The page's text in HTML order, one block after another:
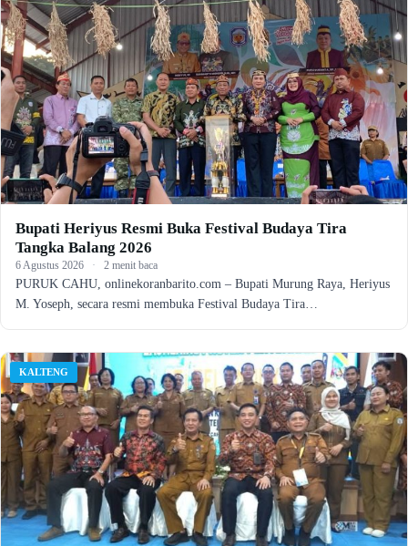
Bupati Heriyus Resmi Buka Festival Budaya Tira
Tangka Balang 2026
6 Agustus 2026 · 2 menit baca
PURUK CAHU, onlinekoranbarito.com – Bupati Murung Raya, Heriyus
M. Yoseph, secara resmi membuka Festival Budaya Tira…
KALTENG